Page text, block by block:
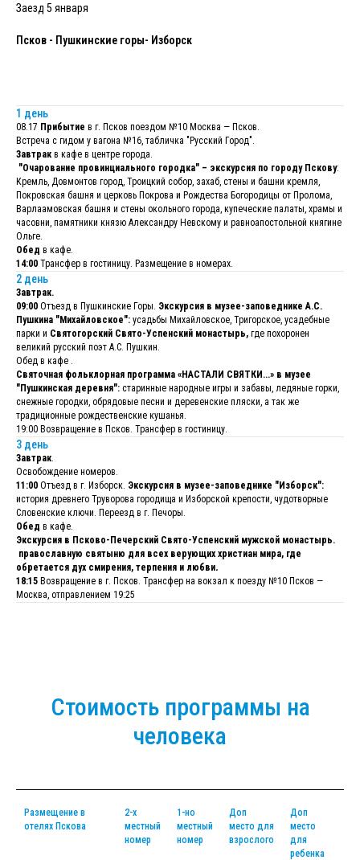
Заезд 5 января
Псков - Пушкинские горы- Изборск
1 день
08.17 Прибытие в г. Псков поездом №10 Москва — Псков.
Встреча с гидом у вагона №16, табличка "Русский Город".
Завтрак в кафе в центре города.
"Очарование провинциального городка" – экскурсия по городу Пскову:
Кремль, Довмонтов город, Троицкий собор, захаб, стены и башни кремля,
Покровская башня и церковь Покрова и Рождества Богородицы от Пролома,
Варлаамовская башня и стены окольного города, купеческие палаты, храмы и
часовни, памятники князю Александру Невскому и равноапостольной княгине
Ольге.
Обед в кафе.
14:00 Трансфер в гостиницу. Размещение в номерах.
2 день
Завтрак.
09:00 Отъезд в Пушкинские Горы. Экскурсия в музее-заповеднике А.С.
Пушкина "Михайловское": усадьбы Михайловское, Тригорское, усадебные
парки и Святогорский Свято-Успенский монастырь, где похоронен
великий русский поэт А.С. Пушкин.
Обед в кафе .
Святочная фольклорная программа «НАСТАЛИ СВЯТКИ...» в музее
"Пушкинская деревня": старинные народные игры и забавы, ледяные горки,
снежные городки, обрядовые песни и деревенские пляски, а так же
традиционные рождественские кушанья.
19:00 Возвращение в Псков. Трансфер в гостиницу.
3 день
Завтрак
Освобождение номеров.
11:00 Отъезд в г. Изборск. Экскурсия в музее-заповеднике "Изборск":
история древнего Труворова городища и Изборской крепости, чудотворные
Словенские ключи. Переезд в г. Печоры.
Обед в кафе.
Экскурсия в Псково-Печерский Свято-Успенский мужской монастырь.
православную святыню для всех верующих христиан мира, где
обретается дух смирения, терпения и любви.
18:15 Возвращение в г. Псков. Трансфер на вокзал к поезду №10 Псков —
Москва, отправлением 19:25
Стоимость программы на
человека
Размещение в
отелях Пскова
2-х
местный
номер
1-но
местный
номер
Доп
место для
взрослого
Доп
место
для
ребенка